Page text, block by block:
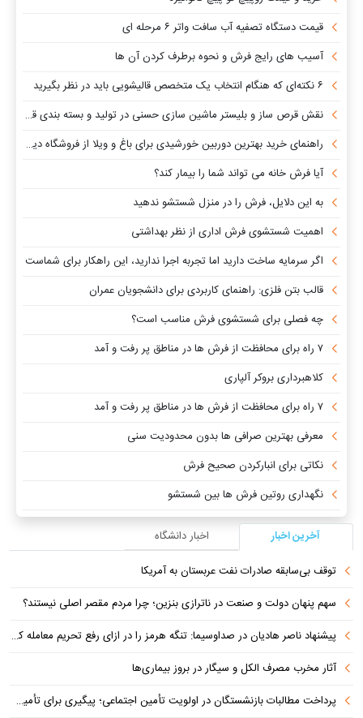
قیمت دستگاه تصفیه آب سافت واتر ۶ مرحله ای
آسیب های رایج فرش و نحوه برطرف کردن آن ها
۶ نکته‌ای که هنگام انتخاب یک متخصص قالیشویی باید در نظر بگیرید
نقش قرص ساز و بلیستر ماشین سازی حسنی در تولید و بسته بندی قرص
راهنمای خرید بهترین دوربین خورشیدی برای باغ و ویلا از فروشگاه دیجی ویرا
آیا فرش خانه می تواند شما را بیمار ‌کند؟
به این دلایل، فرش را در منزل شستشو ندهید
اهمیت شستشوی فرش اداری از نظر بهداشتی
اگر سرمایه ساخت دارید اما تجربه اجرا ندارید، این راهکار برای شماست
قالب بتن فلزی: راهنمای کاربردی برای دانشجویان عمران
چه فصلی برای شستشوی فرش مناسب است؟
۷ راه برای محافظت از فرش ها در مناطق پر رفت و آمد
کلاهبرداری بروکر آلپاری
۷ راه برای محافظت از فرش ها در مناطق پر رفت و آمد
معرفی بهترین صرافی ها بدون محدودیت سنی
نکاتی برای انبارکردن صحیح فرش
نگهداری روتین فرش ها بین شستشو
آخرین اخبار
اخبار دانشگاه
توقف بی‌سابقه صادرات نفت عربستان به آمریکا
سهم پنهان دولت و صنعت در ناترازی بنزین؛ چرا مردم مقصر اصلی نیستند؟
پیشنهاد ناصر هادیان در صداوسیما: تنگه هرمز را در ازای رفع تحریم معامله کنیم
آثار مخرب مصرف الکل و سیگار در بروز بیماری‌ها
پرداخت مطالبات بازنشستگان در اولویت تأمین اجتماعی؛ پیگیری برای تأمین منابع ادامه دارد